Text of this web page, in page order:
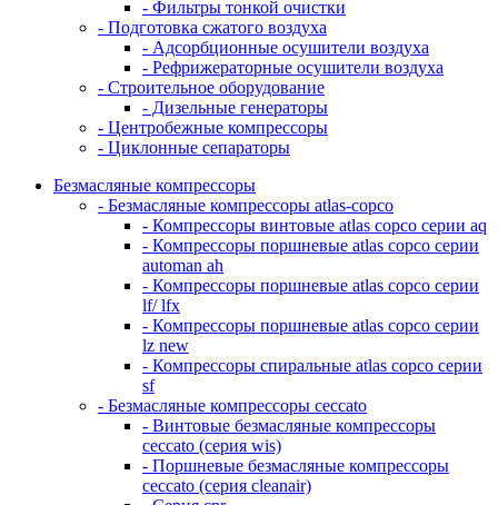
- Фильтры тонкой очистки
- Подготовка сжатого воздуха
- Адсорбционные осушители воздуха
- Рефрижераторные осушители воздуха
- Строительное оборудование
- Дизельные генераторы
- Центробежные компрессоры
- Циклонные сепараторы
Безмасляные компрессоры
- Безмасляные компрессоры atlas-copco
- Компрессоры винтовые atlas copco серии aq
- Компрессоры поршневые atlas copco серии
automan ah
- Компрессоры поршневые atlas copco серии
lf/ lfx
- Компрессоры поршневые atlas copco серии
lz new
- Компрессоры спиральные atlas copco серии
sf
- Безмасляные компрессоры ceccato
- Винтовые безмасляные компрессоры
ceccato (серия wis)
- Поршневые безмасляные компрессоры
ceccato (серия cleanair)